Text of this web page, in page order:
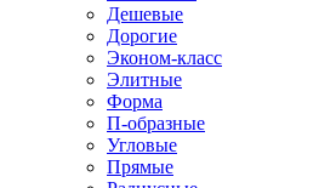
Дешевые
Дорогие
Эконом-класс
Элитные
Форма
П-образные
Угловые
Прямые